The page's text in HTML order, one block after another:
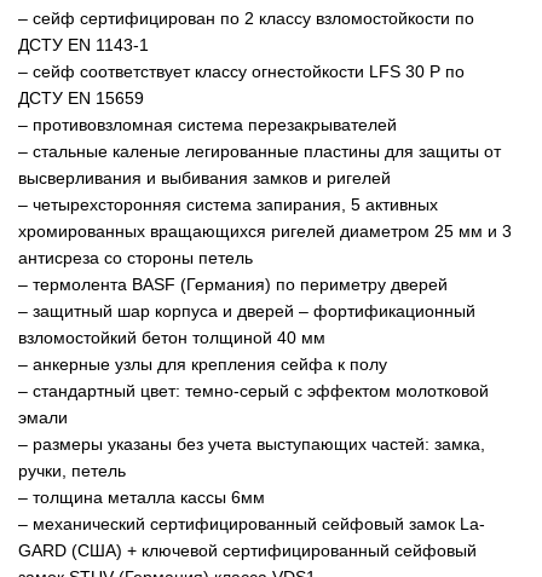
– cейф сертифицирован по 2 классу взломостойкости по
ДСТУ EN 1143-1
– cейф соответствует классу огнестойкости LFS 30 P по
ДСТУ EN 15659
– противовзломная система перезакрывателей
– стальные каленые легированные пластины для защиты от
высверливания и выбивания замков и ригелей
– четырехсторонняя система запирания, 5 активных
хромированных вращающихся ригелей диаметром 25 мм и 3
антисреза со стороны петель
– термолента BASF (Германия) по периметру дверей
– защитный шар корпуса и дверей – фортификационный
взломостойкий бетон толщиной 40 мм
– анкерные узлы для крепления сейфа к полу
– стандартный цвет: темно-серый с эффектом молотковой
эмали
– размеры указаны без учета выступающих частей: замка,
ручки, петель
– толщина металла кассы 6мм
– механический сертифицированный сейфовый замок La-
GARD (США) + ключевой сертифицированный сейфовый